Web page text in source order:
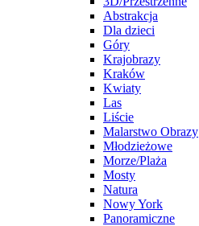
Abstrakcja
Dla dzieci
Góry
Krajobrazy
Kraków
Kwiaty
Las
Liście
Malarstwo Obrazy
Młodzieżowe
Morze/Plaża
Mosty
Natura
Nowy York
Panoramiczne